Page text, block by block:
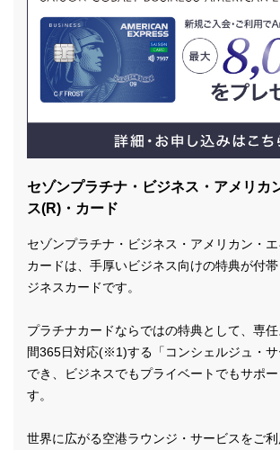
セゾンプラチナ・ビジネス・アメリカ
ス(R)・カード
セゾンプラチナ・ビジネス・アメリカン・エ
カードは、手厚いビジネス向けの特典が付
ジネスカードです。
プラチナカードならではの特典として、専
間365日対応(※1)する「コンシェルジュ・サ
でき、ビジネスでもプライベートでもサポ
す。
世界に広がる空港ラウンジ・サービスをご